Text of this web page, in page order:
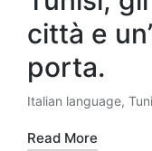
città e
porta.
Posted
in
Italian language,
Read More